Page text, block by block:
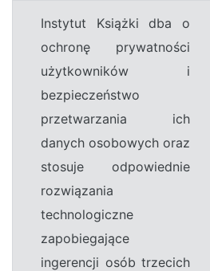
Instytut Książki dba o
ochronę prywatności
użytkowników i
bezpieczeństwo
przetwarzania ich
danych osobowych oraz
stosuje odpowiednie
rozwiązania
technologiczne
zapobiegające
ingerencji osób trzecich